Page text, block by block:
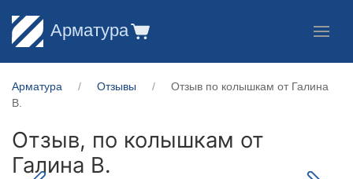
Арматура
Арматура Отзывы
Отзыв по колышкам от Галина
В.
Отзыв, по колышкам от
Галина В.